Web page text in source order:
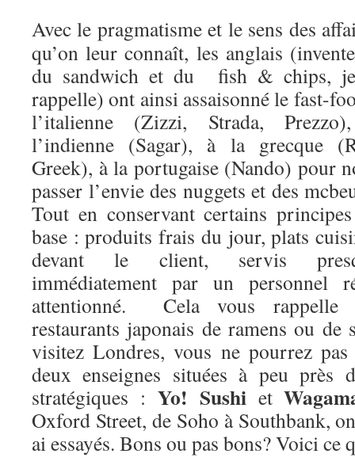
Avec le pragmatisme et le sens des
qu’on leur connaît, les anglais
du sandwich et du fish & chips,
rappelle) ont ainsi assaisonné le fast-
l’italienne (Zizzi, Strada,
l’indienne (Sagar), à la grecque
Greek), à la portugaise (Nando) pour
passer l’envie des nuggets et des
Tout en conservant certains
base : produits frais du jour, plats
devant le client, servis
immédiatement par un personnel
attentionné. Cela vous rappelle
restaurants japonais de ramens ou de
visitez Londres, vous ne pourrez
deux enseignes situées à peu près
stratégiques : Yo! Sushiet
Oxford Street, de Soho à Southbank,
ai essayés. Bons ou pas bons? Voici ce